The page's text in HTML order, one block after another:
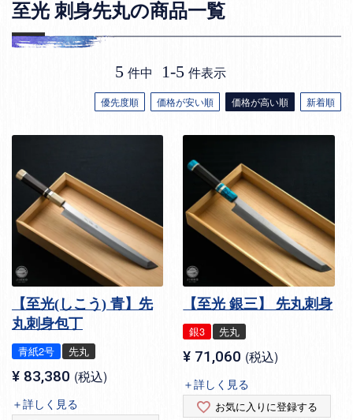
至光 刺身先丸の商品一覧
優先度順 価格が安い順 価格が高い順 新着順
5 件中 1-5 件表示
【至光(しこう) 青】先
丸刺身包丁
青紙2号 先丸
¥ 83,380 税込
＋詳しく見る
【至光 銀三】 先丸刺身
銀3 先丸
¥ 71,060 税込
＋詳しく見る
お気に入りに登録する